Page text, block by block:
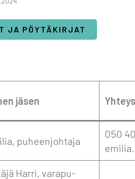
JA PÖY­TÄ­KIR­JAT
jäsen
puheen­joh­ta­ja
050
Har­ri, vara­pu­